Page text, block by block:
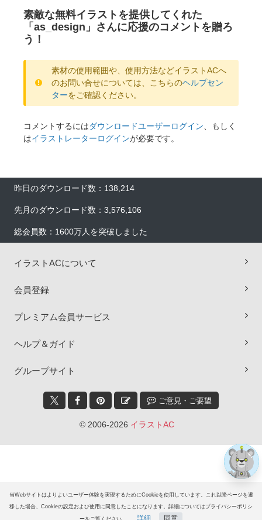
当Webサイトはよりよいユーザー体験を実現するためにCookieを使用しています。これ以降ページを遷
移した場合、Cookieの設定および使用に同意したことになります。詳細についてはプライバシーポリシ
ーをご覧ください。 詳細 同意
素敵な無料イラストを提供してくれた
「as_design」さんに応援のコメントを贈ろ
う！
素材の使用範囲や、使用方法などイラストACへ
のお問い合せについては、こちらのヘルプセン
ターをご確認ください。
コメントするにはダウンロードユーザーログイン 、もしく
はイラストレーターログインが必要です。
昨日のダウンロード数：138,214
先月のダウンロード数：3,576,106
総会員数：1600万人を突破しました
イラストACについて
会員登録
プレミアム会員サービス
ヘルプ＆ガイド
グループサイト
ご意見・ご要望
© 2006-2026 イラストAC